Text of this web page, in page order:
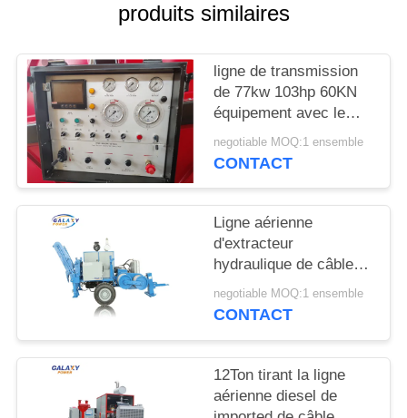
SITE
PRIVACY
POLICY
produits similaires
ligne de transmission
de 77kw 103hp 60KN
équipement avec le
nombre de 7
cannelures
negotiable MOQ:1 ensemble
CONTACT
Ligne aérienne
d'extracteur
hydraulique de câble
de 280KN ADSS
ficelant l'équipement
negotiable MOQ:1 ensemble
CONTACT
12Ton tirant la ligne
aérienne diesel de